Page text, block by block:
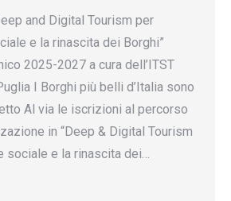
and Digital Tourism per
e la rinascita dei Borghi”
2025-2027 a cura dell’ITST
I Borghi più belli d’Italia sono
Al via le iscrizioni al percorso
in “Deep & Digital Tourism
sociale e la rinascita dei…